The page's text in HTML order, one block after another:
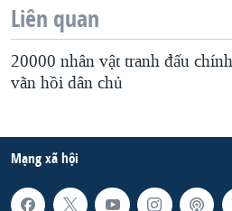
Liên quan
20000 nhân vật tranh đấu
vãn hồi dân chủ
Mạng xã hội